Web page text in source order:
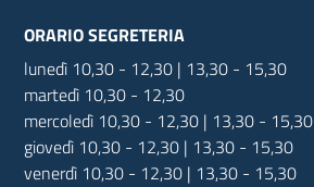
ORARIO SEGRETERIA
lunedì 10,30 - 12,30 | 13,30 - 15,30
martedì 10,30 - 12,30
mercoledì 10,30 - 12,30 | 13,30 - 15,30
giovedì 10,30 - 12,30 | 13,30 - 15,30
venerdì 10,30 - 12,30 | 13,30 - 15,30